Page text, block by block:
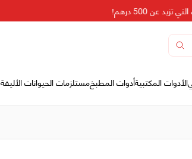
عن 500 درهم!
الأدوات المكتبيةأدوات المطبخمستلزمات الحيوانات الأليفة